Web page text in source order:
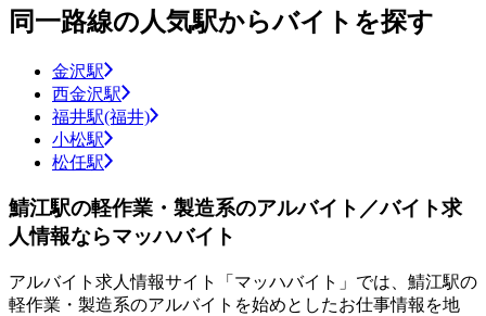
同一路線の人気駅からバイトを探す
金沢駅
西金沢駅
福井駅(福井)
小松駅
松任駅
鯖江駅の軽作業・製造系のアルバイト／バイト求
人情報ならマッハバイト
アルバイト求人情報サイト「マッハバイト」では、鯖江駅の
軽作業・製造系のアルバイトを始めとしたお仕事情報を地